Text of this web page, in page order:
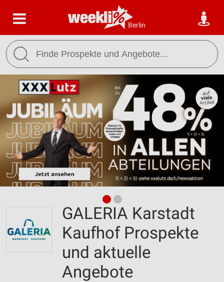
Berlin
GALERIA Karstadt
Kaufhof Prospekte
und aktuelle
Angebote